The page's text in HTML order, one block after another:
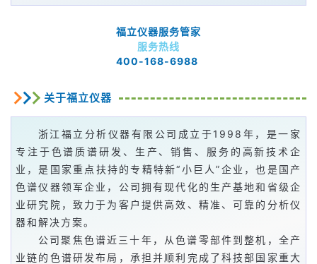
福立仪器服务管家
服务热线
400-168-6988
关于福立仪器
浙江福立分析仪器有限公司成立于1998年，是一家
专注于色谱质谱研发、生产、销售、服务的高新技术企
业，是国家重点扶持的专精特新“小巨人”企业，也是国产
色谱仪器领军企业，公司拥有现代化的生产基地和省级企
业研究院，致力于为客户提供高效、精准、可靠的分析仪
器和解决方案。
公司聚焦色谱近三十年，从色谱零部件到整机，全产
业链的色谱研发布局，承担并顺利完成了科技部国家重大